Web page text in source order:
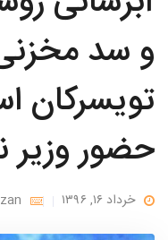
و سد
تویسرکان
حضور وزیر
خرداد ۱۶, ۱۳۹۶